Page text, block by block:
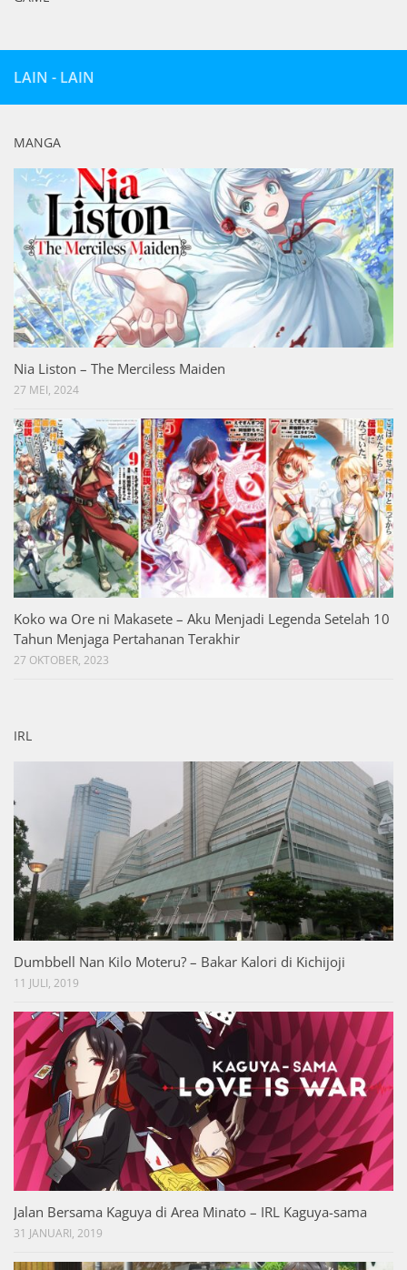
LAIN - LAIN
MANGA
Nia Liston – The Merciless Maiden
27 MEI, 2024
Koko wa Ore ni Makasete – Aku Menjadi Legenda Setelah 10
Tahun Menjaga Pertahanan Terakhir
27 OKTOBER, 2023
IRL
Dumbbell Nan Kilo Moteru? – Bakar Kalori di Kichijoji
11 JULI, 2019
Jalan Bersama Kaguya di Area Minato – IRL Kaguya-sama
31 JANUARI, 2019